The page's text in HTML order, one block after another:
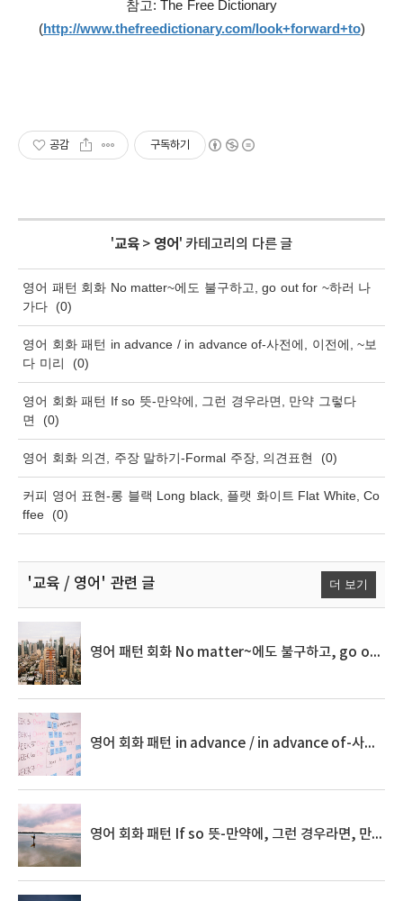
참고: The Free Dictionary
(http://www.thefreedictionary.com/look+forward+to)
공감 구독하기
'교육> 영어 ' 카테고리의 다른 글
영어 패턴 회화 No matter~에도 불구하고, go out for ~하러 나
가다
(0)
영어 회화 패턴 in advance / in advance of-사전에, 이전에, ~보
다 미리
(0)
영어 회화 패턴 If so 뜻-만약에, 그런 경우라면, 만약 그렇다
면
(0)
영어 회화 의견, 주장 말하기-Formal 주장, 의견표현 (0)
커피 영어 표현-롱 블랙 Long black, 플랫 화이트 Flat White, Co
ffee
(0)
'교육 / 영어' 관련 글 더 보기
영어 패턴 회화 No matter~에도 불구하고, go out for ~하러 나가다
영어 회화 패턴 in advance / in advance of-사전에, 이전에, ~보다 미리
영어 회화 패턴 If so 뜻-만약에, 그런 경우라면, 만약 그렇다면